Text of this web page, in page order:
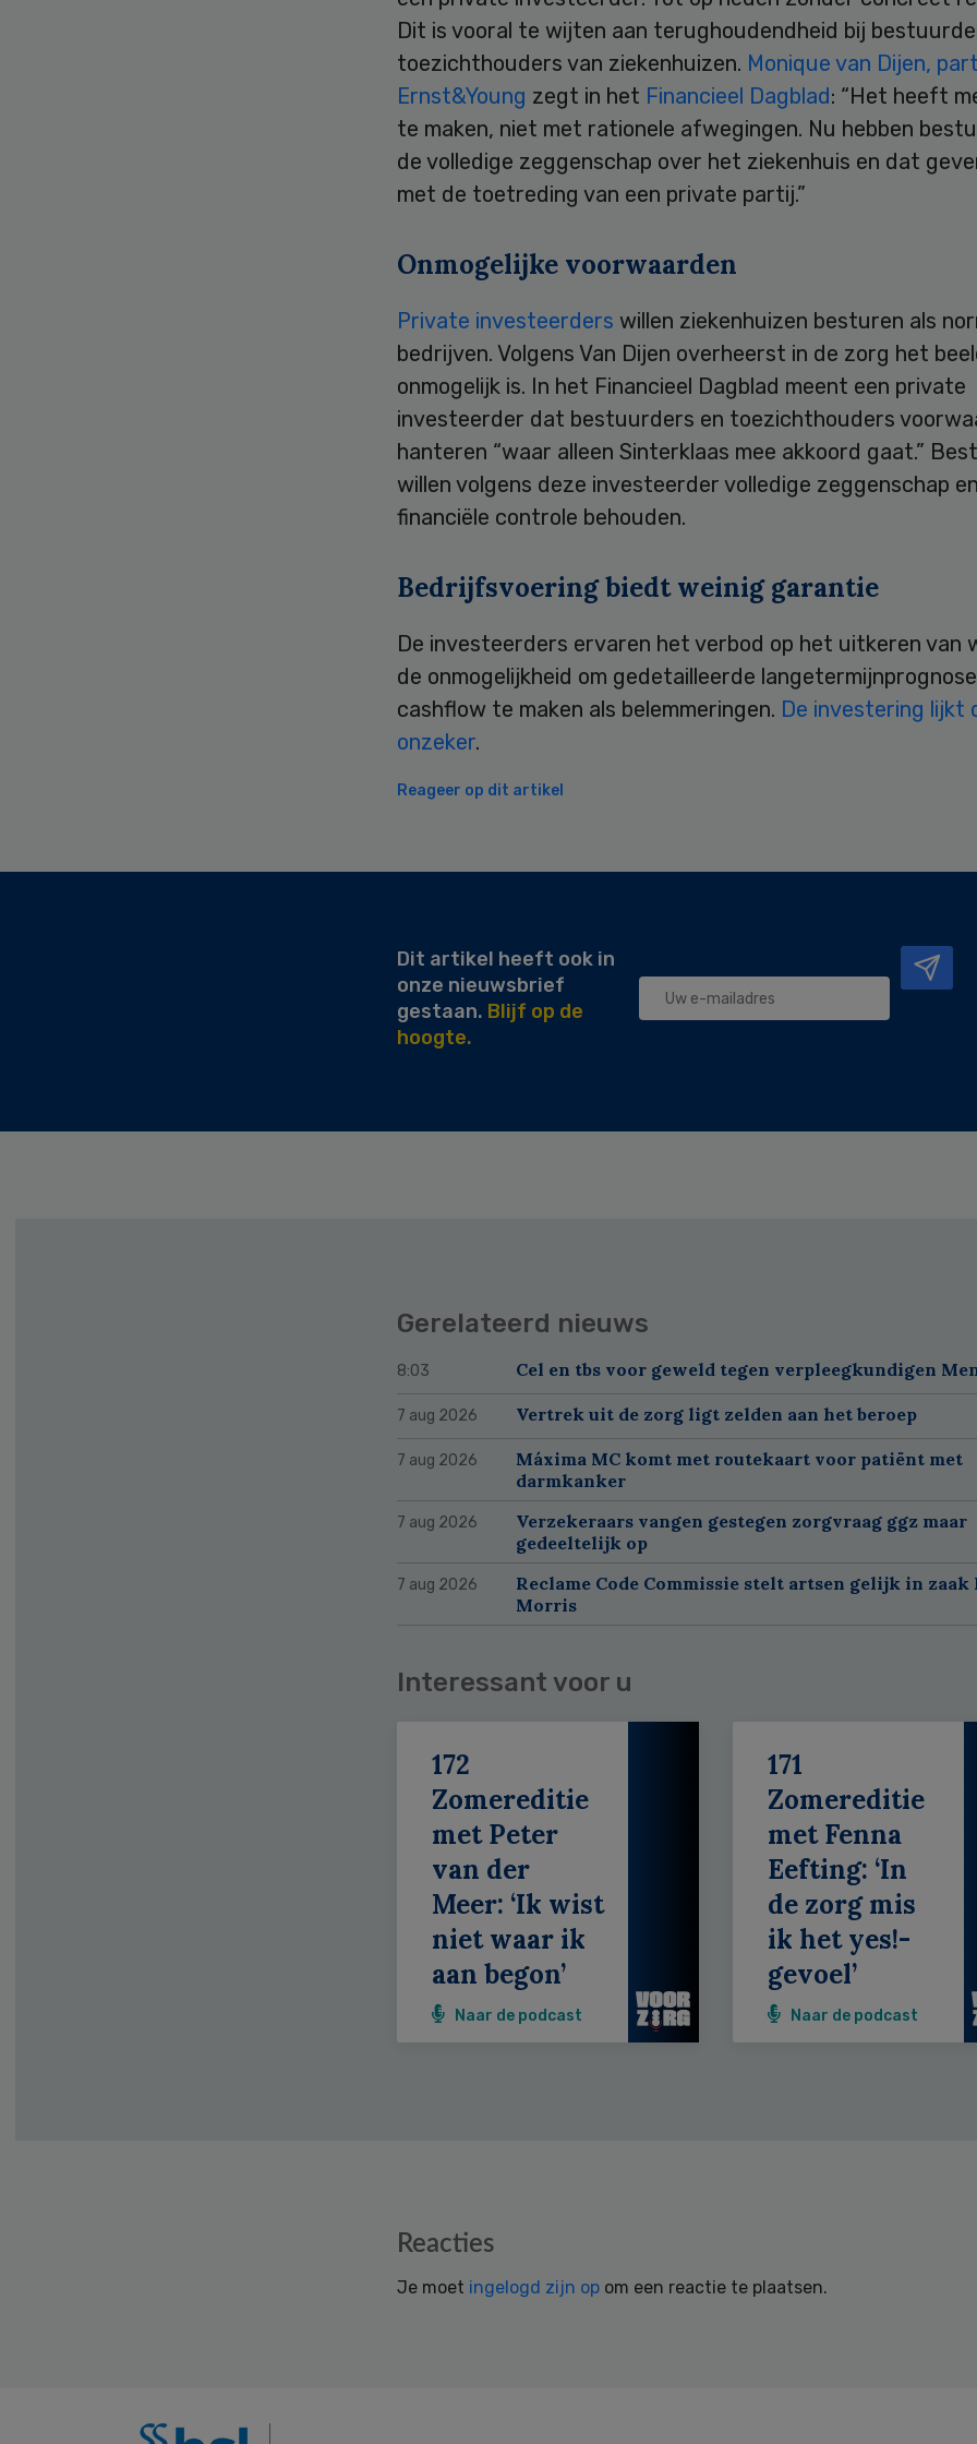
Dit is vooral te wijten aan terughoudendheid bij
toezichthouders van ziekenhuizen. Monique van Dijen,
Ernst&Young zegt in het Financieel Dagblad: “Het heeft
te maken, niet met rationele afwegingen. Nu hebben
de volledige zeggenschap over het ziekenhuis en dat
met de toetreding van een private partij.”
Onmogelijke voorwaarden
Private investeerders willen ziekenhuizen besturen als
bedrijven. Volgens Van Dijen overheerst in de zorg het
onmogelijk is. In het Financieel Dagblad meent een private
investeerder dat bestuurders en toezichthouders
hanteren “waar alleen Sinterklaas mee akkoord gaat.”
willen volgens deze investeerder volledige zeggenschap en
financiële controle behouden.
Bedrijfsvoering biedt weinig garantie
De investeerders ervaren het verbod op het uitkeren van
de onmogelijkheid om gedetailleerde
cashflow te maken als belemmeringen. De investering lijkt
onzeker.
Reageer op dit artikel
Secondary
Dit artikel heeft ook in
onze nieuwsbrief
gestaan. Blijf op de
hoogte.
Gerelateerd nieuws
8:03 Cel en tbs voor geweld tegen verpleegkundigen
7 aug 2026 Vertrek uit de zorg ligt zelden aan het beroep
7 aug 2026
Máxima MC komt met routekaart voor patiënt met
darmkanker
7 aug 2026
Verzekeraars vangen gestegen zorgvraag ggz maar
gedeeltelijk op
7 aug 2026
Reclame Code Commissie stelt artsen gelijk in
Morris
Interessant voor u
172
Zomereditie
met Peter
van der
Meer: ‘Ik wist
niet waar ik
aan begon’
Naar de podcast
171
Zomereditie
met Fenna
Eefting: ‘In
de zorg mis
ik het yes!-
gevoel’
Naar de podcast
Reacties
Je moet ingelogd zijn op om een reactie te plaatsen.